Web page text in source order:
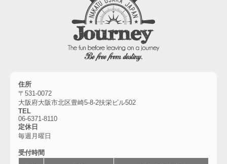
住所
〒531-0072
大阪府大阪市北区豊崎5-8-2扶栄ビル502
TEL
06-6371-8110
定休日
毎週月曜日
受付時間